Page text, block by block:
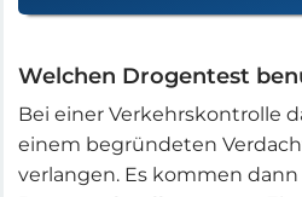
Welchen Drogentest
Bei einer Verkehrskontrolle
einem begründeten
verlangen. Es kommen